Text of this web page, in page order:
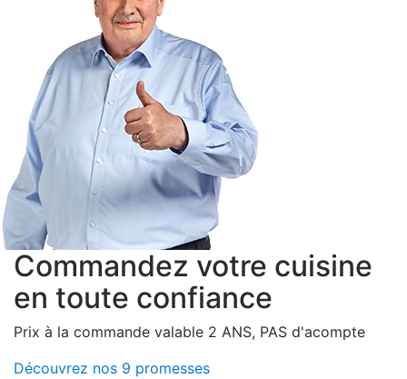
Commandez votre cuisine
en toute confiance
Prix à la commande valable 2 ANS, PAS d'acompte
Découvrez nos 9 promesses